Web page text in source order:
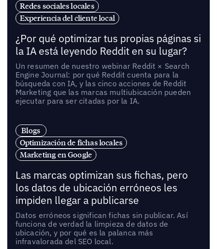
Redes sociales locales
Experiencia del cliente local
¿Por qué optimizar tus propias páginas si
la IA está leyendo Reddit en su lugar?
Un resumen de nuestro webinar Reddit × Search
Engine Journal: por qué Reddit cuenta para la
búsqueda con IA, y las cinco acciones de Reddit
Marketing que las marcas multiubicación pueden
ejecutar para ser citadas por la IA.
Blogs
Optimización de fichas locales
Marketing en Google
Las marcas optimizan sus fichas, pero
los datos de ubicación erróneos les
impiden llegar a publicarse
Datos erróneos significan fichas sin publicar. Así
funciona de verdad la limpieza de datos de
ubicación, y por qué es la palanca más
infravalorada del SEO local.